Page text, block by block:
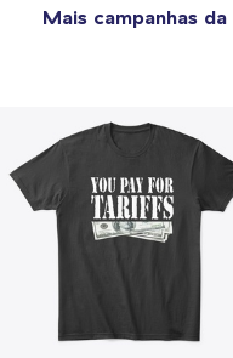
Mais campanhas da